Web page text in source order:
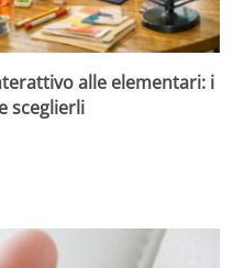
alle elementari: i
sceglierli